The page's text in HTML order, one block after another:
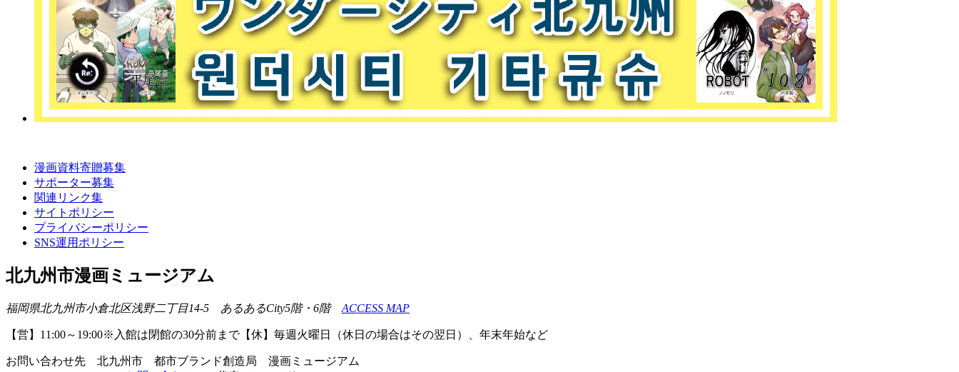
漫画資料寄贈募集
サポーター募集
関連リンク集
サイトポリシー
プライバシーポリシー
SNS運用ポリシー
北九州市漫画ミュージアム
福岡県北九州市小倉北区浅野二丁目14-5 あるあるCity5階・6階 ACCESS MAP
【営】11:00～19:00※入館は閉館の30分前まで【休】毎週火曜日（休日の場合はその翌日）、年末年始など
お問い合わせ先 北九州市 都市ブランド創造局 漫画ミュージアム